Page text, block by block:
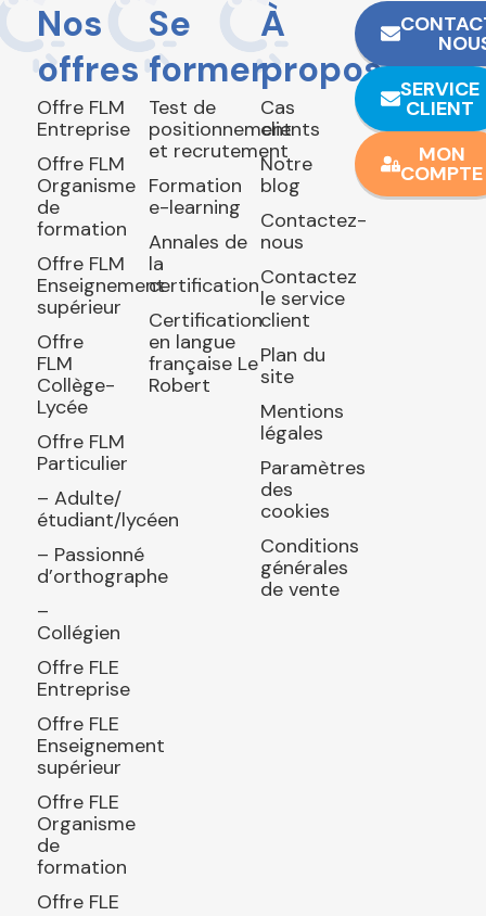
Nos
offres
Offre FLM
Entreprise
Offre FLM
Organisme
de
formation
Offre FLM
Enseignement
supérieur
Offre
FLM
Collège-
Lycée
Offre FLM
Particulier
– Adulte/
étudiant/lycéen
– Passionné
d’orthographe
–
Collégien
Offre FLE
Entreprise
Offre FLE
Enseignement
supérieur
Offre FLE
Organisme
de
formation
Offre FLE
Se
former
Test de
positionnement
et recrutement
Formation
e-learning
Annales de
la
certification
Certification
en langue
française Le
Robert
À
propos
Cas
clients
Notre
blog
Contactez-
nous
Contactez
le service
client
Plan du
site
Mentions
légales
Paramètres
des
cookies
Conditions
générales
de vente
SERVICE
CLIENT
MON
COMPTE